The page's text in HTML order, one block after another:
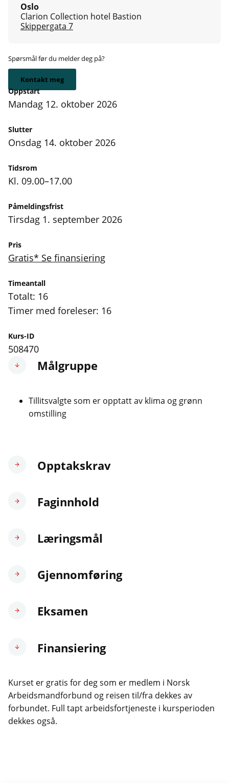
Oslo
Clarion Collection hotel Bastion
Skippergata 7
Spørsmål før du melder deg på?
Kontakt meg
Målgruppe
Tillitsvalgte som er opptatt av klima og grønn
omstilling
Opptakskrav
Faginnhold
Læringsmål
Gjennomføring
Eksamen
Finansiering
Kurset er gratis for deg som er medlem i Norsk
Arbeidsmandforbund og reisen til/fra dekkes av
forbundet. Full tapt arbeidsfortjeneste i kursperioden
dekkes også.
Oppstart
mandag 12. oktober 2026
Slutter
onsdag 14. oktober 2026
Tidsrom
Kl. 09.00–17.00
Påmeldingsfrist
tirsdag 1. september 2026
Pris
Gratis* Se finansiering
Timeantall
Totalt: 16
Timer med foreleser: 16
Kurs-ID
508470